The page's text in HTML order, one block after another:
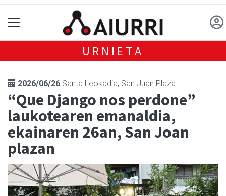
URNIETA
2026/06/26 Santa Leokadia, San Juan Plaza
“Que Django nos perdone”
laukotearen emanaldia,
ekainaren 26an, San Joan
plazan